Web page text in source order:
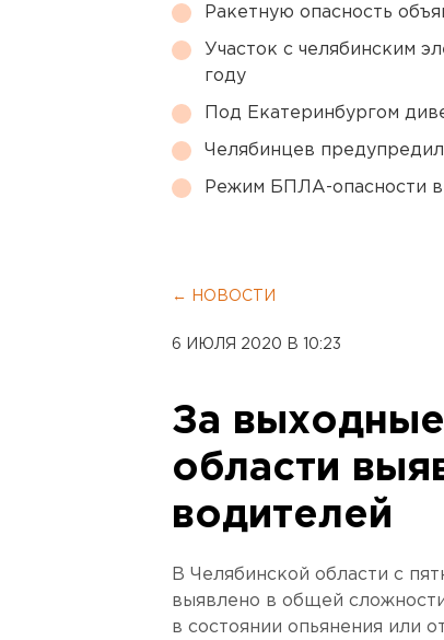
Ракетную опасность
Участок с челябинским
году
Под Екатеринбургом
Челябинцев
Режим БПЛА-опасности
← НОВОСТИ
6 ИЮЛЯ 2020 В 10:23
За
области
водителей
В Челябинской области с
выявлено в общей
в состоянии опьянения или